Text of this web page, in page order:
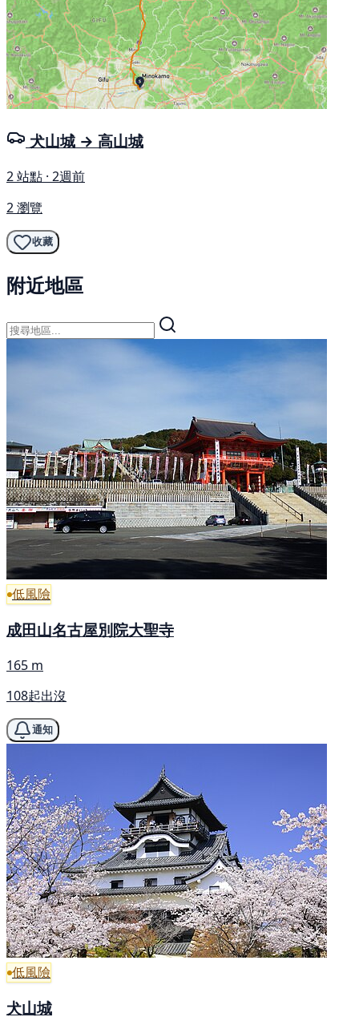
犬山城 → 高山城
2 站點 · 2週前
2 瀏覽
收藏
附近地區
低風險
成田山名古屋別院大聖寺
165 m
108起出沒
通知
低風險
犬山城